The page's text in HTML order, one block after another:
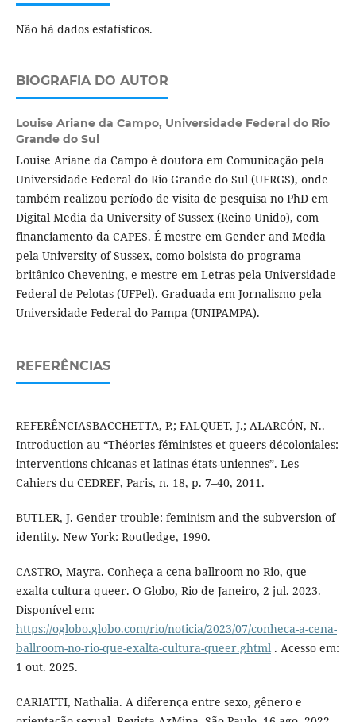
Não há dados estatísticos.
BIOGRAFIA DO AUTOR
Louise Ariane da Campo, Universidade Federal do Rio
Grande do Sul
Louise Ariane da Campo é doutora em Comunicação pela
Universidade Federal do Rio Grande do Sul (UFRGS), onde
também realizou período de visita de pesquisa no PhD em
Digital Media da University of Sussex (Reino Unido), com
financiamento da CAPES. É mestre em Gender and Media
pela University of Sussex, como bolsista do programa
britânico Chevening, e mestre em Letras pela Universidade
Federal de Pelotas (UFPel). Graduada em Jornalismo pela
Universidade Federal do Pampa (UNIPAMPA).
REFERÊNCIAS
REFERÊNCIASBACCHETTA, P.; FALQUET, J.; ALARCÓN, N..
Introduction au “Théories féministes et queers décoloniales:
interventions chicanas et latinas états-uniennes”. Les
Cahiers du CEDREF, Paris, n. 18, p. 7–40, 2011.
BUTLER, J. Gender trouble: feminism and the subversion of
identity. New York: Routledge, 1990.
CASTRO, Mayra. Conheça a cena ballroom no Rio, que
exalta cultura queer. O Globo, Rio de Janeiro, 2 jul. 2023.
Disponível em:
https://oglobo.globo.com/rio/noticia/2023/07/conheca-a-cena-
ballroom-no-rio-que-exalta-cultura-queer.ghtml. Acesso em:
1 out. 2025.
CARIATTI, Nathalia. A diferença entre sexo, gênero e